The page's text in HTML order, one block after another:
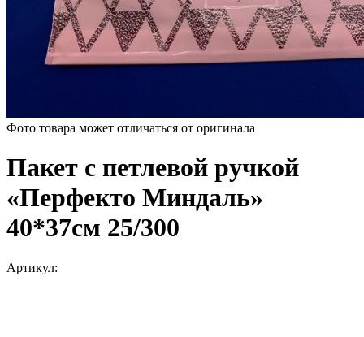
Фото товара может отличаться от оригинала
Пакет с петлевой ручкой
«Перфекто Миндаль»
40*37см 25/300
Артикул: